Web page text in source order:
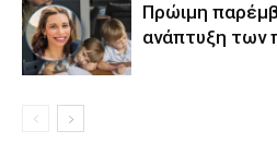
Πρώιμη
ανάπτυξη των